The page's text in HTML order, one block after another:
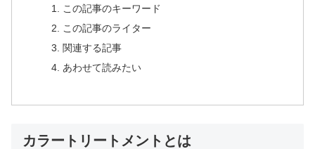
この記事のキーワード
この記事のライター
関連する記事
あわせて読みたい
カラートリートメントとは